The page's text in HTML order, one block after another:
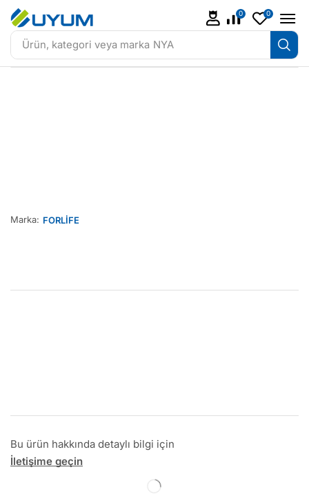
Ürün, kategori veya marka NYA
0 0
Marka: FORLİFE
Bu ürün hakkında detaylı bilgi için
İletişime geçin